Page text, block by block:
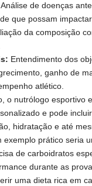
Análise de doenças
que possam
da composição
Entendimento dos
ganho de
atlético.
o nutrólogo esportivo
e pode
hidratação e até
exemplo prático seria
de carboidratos
durante as
uma dieta rica em